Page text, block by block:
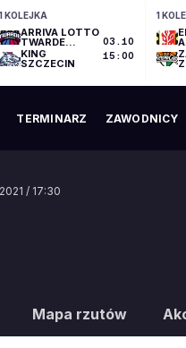
1 KOLEJKA
ARRIVA LOTTO
TWARDE
PIERNIKI
TORUŃ
KING
SZCZECIN
03.10
15:00
1
TERMINARZ ZAWODNICY
/ 17:30
Mapa rzutów